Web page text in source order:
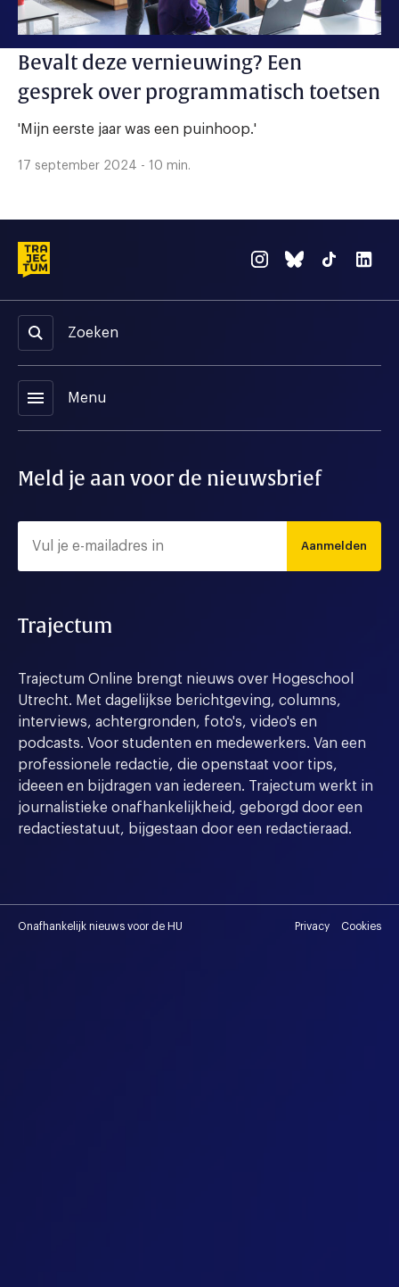
Bevalt deze vernieuwing? Een
gesprek over programmatisch toetsen
'Mijn eerste jaar was een puinhoop.'
17 september 2024 - 10 min.
Zoeken
menu Menu
Meld je aan voor de nieuwsbrief
Aanmelden
Trajectum
Trajectum Online brengt nieuws over Hogeschool
Utrecht. Met dagelijkse berichtgeving, columns,
interviews, achtergronden, foto's, video's en
podcasts. Voor studenten en medewerkers. Van een
professionele redactie, die openstaat voor tips,
ideeen en bijdragen van iedereen. Trajectum werkt in
journalistieke onafhankelijkheid, geborgd door een
redactiestatuut, bijgestaan door een redactieraad.
Onafhankelijk nieuws voor de HU Privacy Cookies